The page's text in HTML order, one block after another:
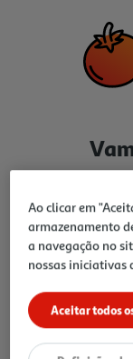
Ir para
Ao clicar em
armazenamento
a navegação no
nossas iniciativas
Aceitar todos